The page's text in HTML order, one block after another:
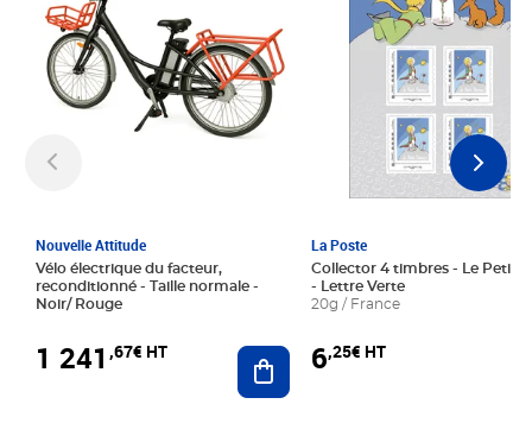
Nouvelle Attitude
Vélo électrique du facteur,
reconditionné - Taille normale -
Noir/ Rouge
1 241 ,67€ HT Ajouter au panier
La Poste
Collector 4 timbres - Le Petit
- Lettre Verte
20g / France
6,25€ HT